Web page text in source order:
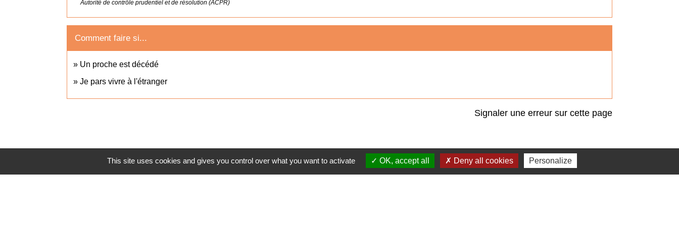
Autorité de contrôle prudentiel et de résolution (ACPR)
Comment faire si...
Un proche est décédé
Je pars vivre à l'étranger
Signaler une erreur sur cette page
This site uses cookies and gives you control over what you want to activate OK, accept all Deny all cookies Personalize